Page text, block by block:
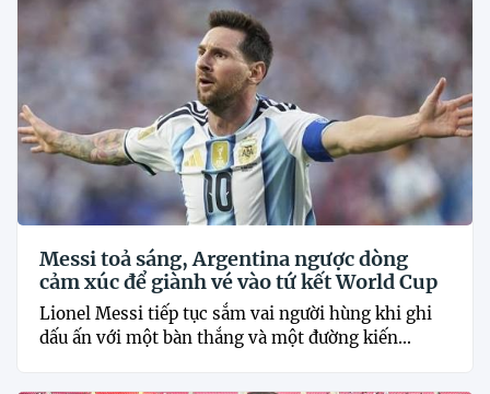
Messi toả sáng, Argentina ngược dòng
cảm xúc để giành vé vào tứ kết World Cup
Lionel Messi tiếp tục sắm vai người hùng khi ghi
dấu ấn với một bàn thắng và một đường kiến...